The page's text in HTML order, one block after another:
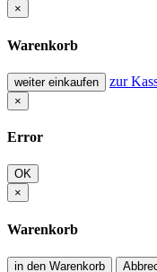
×
Warenkorb
weiter einkaufen zur
×
Error
OK
×
Warenkorb
in den Warenkorb